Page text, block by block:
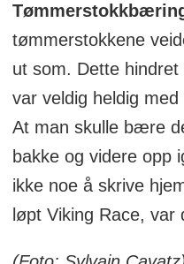
tømmerstokkene
ut som. Dette
var veldig heldig
At man skulle bære
bakke og videre opp
ikke noe å skrive
løpt Viking Race, var